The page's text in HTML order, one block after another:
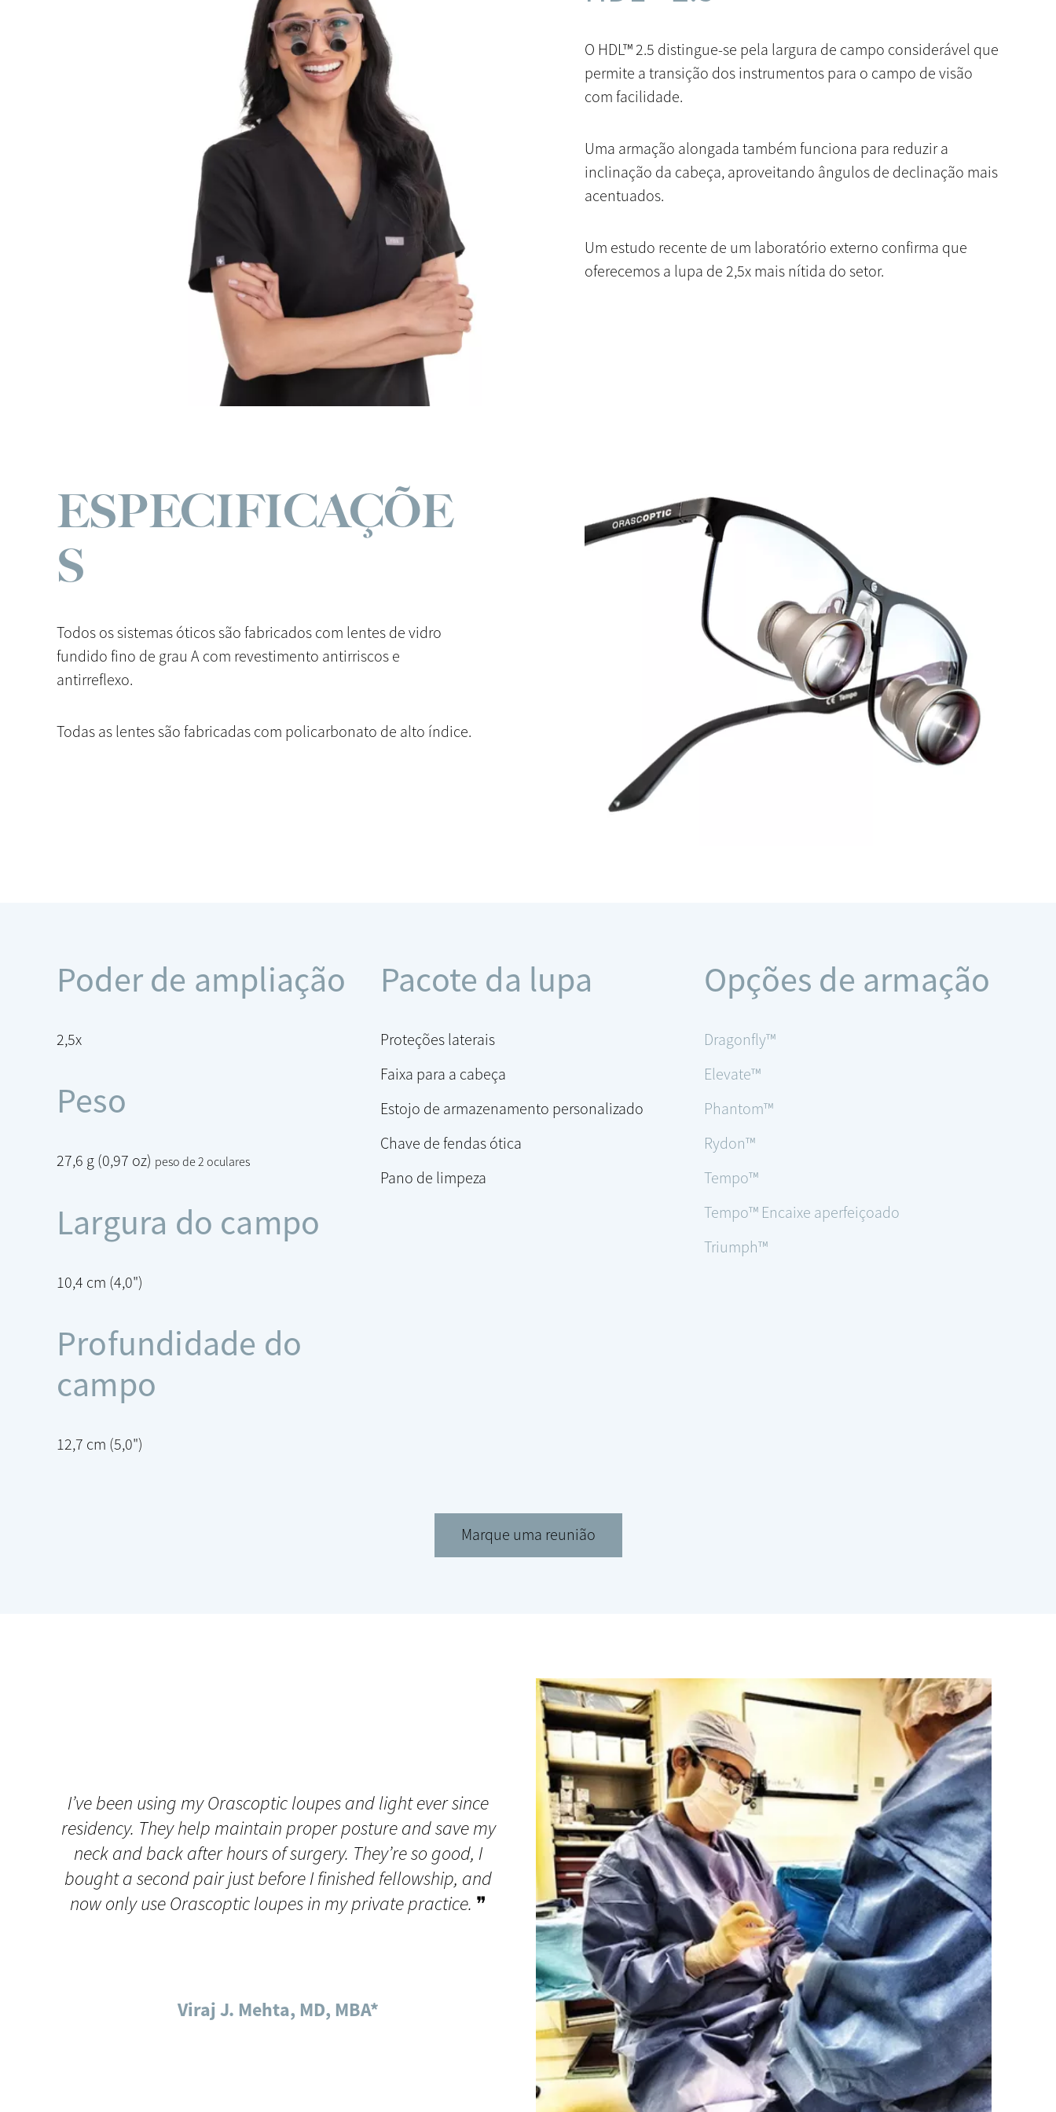
O HDL™ 2.5 distingue-se pela largura de campo considerável que
permite a transição dos instrumentos para o campo de visão
com facilidade.
Uma armação alongada também funciona para reduzir a
inclinação da cabeça, aproveitando ângulos de declinação mais
acentuados.
Um estudo recente de um laboratório externo confirma que
oferecemos a lupa de 2,5x mais nítida do setor.
ESPECIFICAÇÕE
S
Todos os sistemas óticos são fabricados com lentes de vidro
fundido fino de grau A com revestimento antirriscos e
antirreflexo.
Todas as lentes são fabricadas com policarbonato de alto índice.
Poder de ampliação
2,5x
Peso
27,6 g (0,97 oz) peso de 2 oculares
Largura do campo
10,4 cm (4,0")
Profundidade do
campo
12,7 cm (5,0")
Pacote da lupa
Proteções laterais
Faixa para a cabeça
Estojo de armazenamento personalizado
Chave de fendas ótica
Pano de limpeza
Opções de armação
Dragonfly™
Elevate™
Phantom™
Rydon™
Tempo™
Tempo™ Encaixe aperfeiçoado
Triumph™
Marque uma reunião
I’ve been using my Orascoptic loupes and light ever since
residency. They help maintain proper posture and save my
neck and back after hours of surgery. They’re so good, I
bought a second pair just before I finished fellowship, and
now only use Orascoptic loupes in my private practice. ❞
Viraj J. Mehta, MD, MBA*